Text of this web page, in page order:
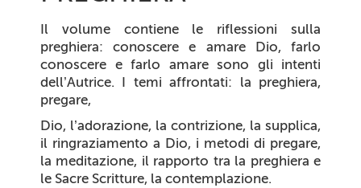
Il volume contiene le riflessioni sulla
preghiera: conoscere e amare Dio, farlo
conoscere e farlo amare sono gli intenti
dell’Autrice. I temi affrontati: la preghiera,
pregare,
Dio, l’adorazione, la contrizione, la supplica,
il ringraziamento a Dio, i metodi di pregare,
la meditazione, il rapporto tra la preghiera e
le Sacre Scritture, la contemplazione.